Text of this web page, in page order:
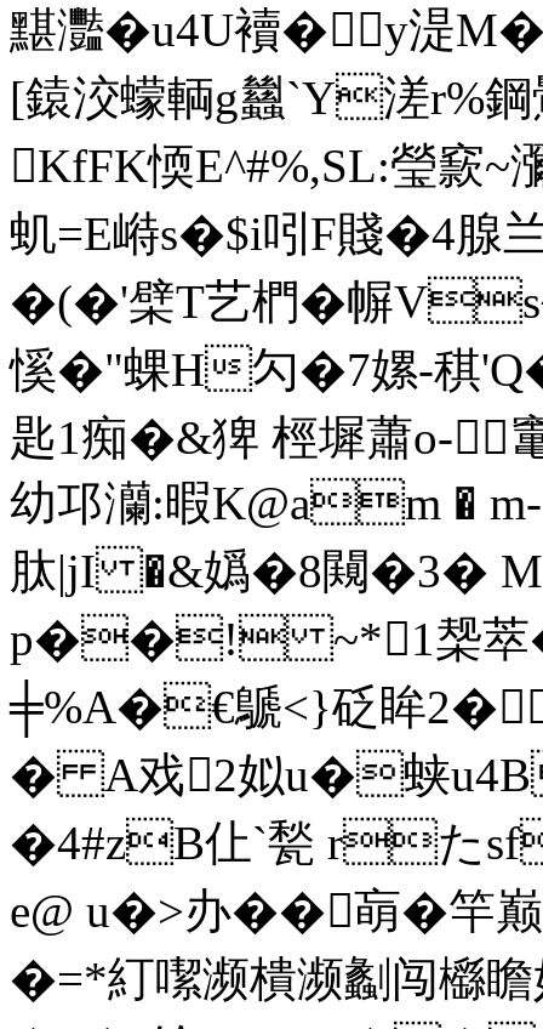
黮灩�u4U襩�y湜
[鎱洨蠓輌g蠿`Y溠r%鋼
KfFK愞E^#%,SL:瑩窾
虮=E崻s�$i吲F賤�4腺
�(�'檗T艺椚�幈
慀�"蜾H勽�7嫘-稘
匙1痴�&猈 桱墀蕭o-
幼邛灡:暇K@am �
肽|jI �&嬀�8闚�3�
p��! ~*1椝萃
╪%A�€鷈<}砭眸
� A戏2姒u�蛱u4B躤
�4#zB仩`甃 rた
e@ u�>办��朚�竿
�=*糽噄濒樻濒劙闯櫾